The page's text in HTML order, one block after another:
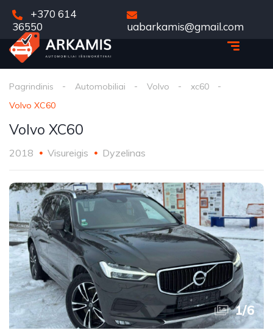
+370 614
36550
uabarkamis@gmail.com
Pagrindinis Automobiliai Volvo
xc60
Volvo XC60
Volvo XC60
2018 Visureigis Dyzelinas
1/6